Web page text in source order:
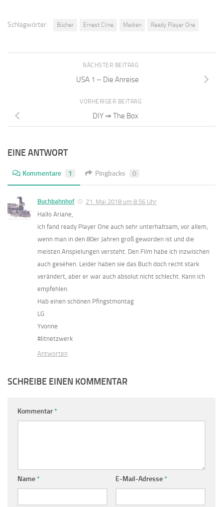
Schlagwörter: Bücher Ernest Cline Medien Ready Player One
NÄCHSTER BEITRAG
USA 1 – Die Anreise
VORHERIGER BEITRAG
DIY ⇒ The Box
EINE ANTWORT
Kommentare 1 Pingbacks 0
Buchbahnhof
21. Mai 2018 um 8:56 Uhr
Hallo Ariane,
ich fand ready Player One auch sehr unterhaltsam, vor allem,
wenn man in den 80er Jahren groß geworden ist und die
meisten Anspielungen versteht. Den Film habe ich inzwischen
auch gesehen. Leider haben sie das Buch doch recht stark
verändert, aber er war auch absolut nicht schlecht. Kann ich
empfehlen.
Hab einen schönen Pfingstmontag
LG
Yvonne
#litnetzwerk
Antworten
SCHREIBE EINEN KOMMENTAR
Kommentar*
Name* E-Mail-Adresse*